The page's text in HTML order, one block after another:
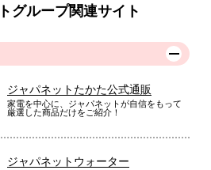
グループ関連サイト
ジャパネットたかた公式通販
家電を中心に、ジャパネットが自信をもって
厳選した商品だけをご紹介！
ジャパネットウォーター